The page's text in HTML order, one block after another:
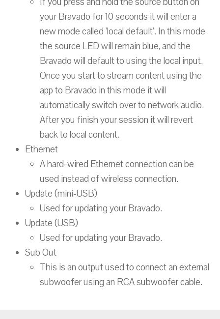
your Bravado for 10 seconds it will enter a
new mode called 'local default'. In this mode
the source LED will remain blue, and the
Bravado will default to using the local input.
Once you start to stream content using the
app to Bravado in this mode it will
automatically switch over to network audio.
After you finish your session it will revert
back to local content.
Ethernet
A hard-wired Ethernet connection can be
used instead of wireless connection.
Update (mini-USB)
Used for updating your Bravado.
Update (USB)
Used for updating your Bravado.
Sub Out
This is an output used to connect an external
subwoofer using an RCA subwoofer cable.